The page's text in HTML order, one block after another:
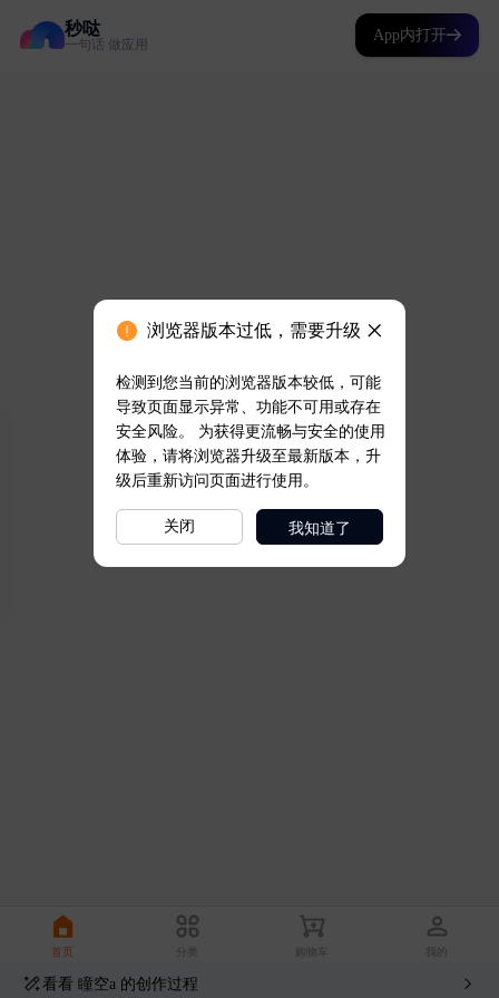
秒哒
一句话 做应用
App内打开
看看 瞳空a 的创作过程
浏览器版本过低，需要升级
检测到您当前的浏览器版本较低，可能
导致页面显示异常、功能不可用或存在
安全风险。 为获得更流畅与安全的使用
体验，请将浏览器升级至最新版本，升
级后重新访问页面进行使用。
关闭 我知道了